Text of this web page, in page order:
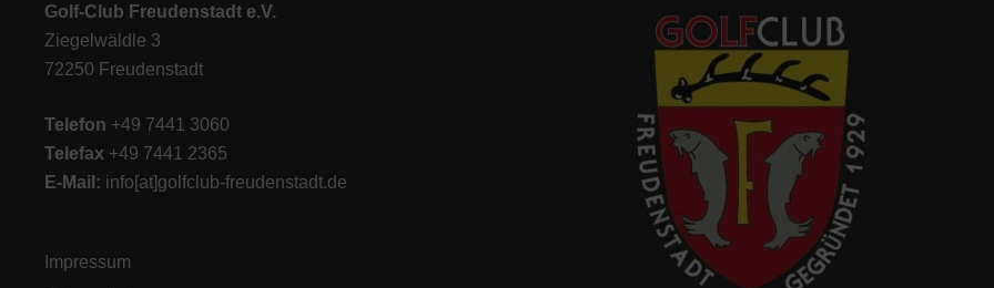
Golf-Club Freudenstadt e.V.
Ziegelwäldle 3
72250 Freudenstadt
Telefon +49 7441 3060
Telefax +49 7441 2365
E-Mail: info[at]golfclub-freudenstadt.de
Impressum